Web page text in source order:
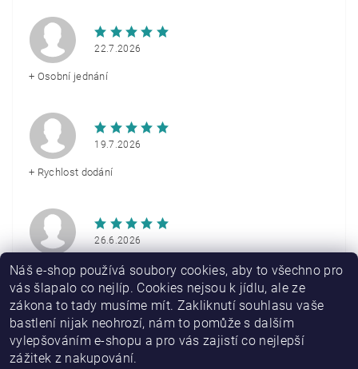
22.7.2026
+ Osobní jednání
19.7.2026
+ Rychlost dodání
26.6.2026
+ Rychlé doručení
Zobrazit další hodnocení
Náš e-shop používá soubory cookies, aby to všechno pro
vás šlapalo co nejlíp. Cookies nejsou k jídlu, ale ze
zákona to tady musíme mít. Zakliknutí souhlasu vaše
bastlení nijak neohrozí, nám to pomůže s dalším
vylepšováním e-shopu a pro vás zajistí co nejlepší
zážitek z nakupování.